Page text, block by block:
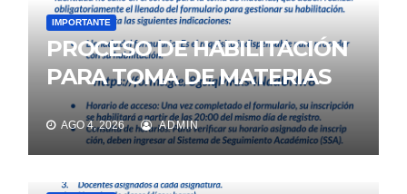
IMPORTANTE
PROCESO DE HABILITACIÓN
PARA TOMA DE MATERIAS
AGO 4, 2026 ADMIN